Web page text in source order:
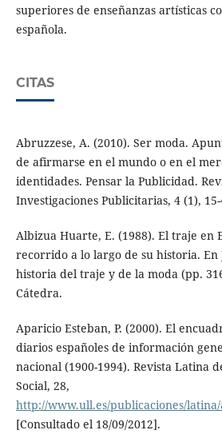
superiores de enseñanzas artísticas
española.
CITAS
Abruzzese, A. (2010). Ser moda.
de afirmarse en el mundo o en el
identidades. Pensar la Publicidad.
Investigaciones Publicitarias, 4 (1), 15-
Albizua Huarte, E. (1988). El traje en
recorrido a lo largo de su historia. En
historia del traje y de la moda (pp.
Cátedra.
Aparicio Esteban, P. (2000). El
diarios españoles de información
nacional (1900-1994). Revista Latina
Social, 28,
http://www.ull.es/publicaciones/
[Consultado el 18/09/2012].